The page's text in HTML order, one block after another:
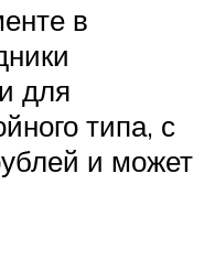
в
для
типа, с
и может